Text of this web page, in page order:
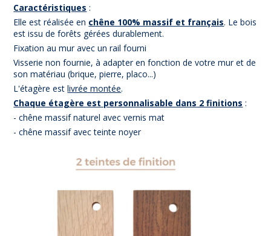
Caractéristiques :
Elle est réalisée en chêne 100% massif et français. Le bois
est issu de forêts gérées durablement.
Fixation au mur avec un rail fourni
Visserie non fournie, à adapter en fonction de votre mur et de
son matériau (brique, pierre, placo...)
L'étagère estlivrée montée.
Chaque étagère est personnalisable dans 2 finitions :
- chêne massif naturel avec vernis mat
- chêne massif avec teinte noyer